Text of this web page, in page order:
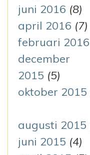
juni 2016 (8)
april 2016 (7)
februari 2016
december
2015 (5)
oktober 2015
augusti 2015
juni 2015 (4)